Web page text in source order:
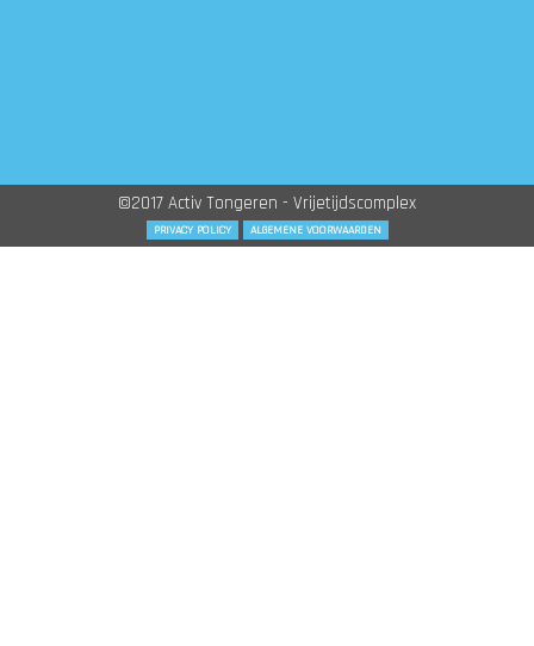
©2017 Activ Tongeren - Vrijetijdscomplex
PRIVACY POLICY ALGEMENE VOORWAARDEN